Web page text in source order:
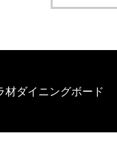
材ダイニングボード